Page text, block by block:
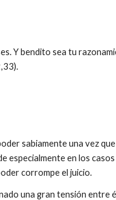
Y bendito sea tu
sabiamente una vez
especialmente en los
corrompe el juicio.
una gran tensión entre